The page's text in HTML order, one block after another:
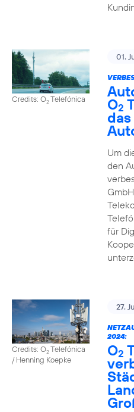
Credits: O2Telefónica
01.
O2
Um
den
für
Credits: O2Telefónica
/ Henning Koepke
27.
2024:
O2